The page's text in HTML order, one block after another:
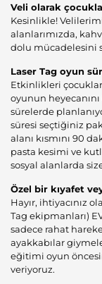
Veli olarak
Kesinlikle!
alanlarımızda,
dolu mücadelesini
Laser Tag oyun
Etkinlikleri
oyunun
sürelerde
süresi seçtiğiniz
alanı kısmını 90
pasta kesimi ve
sosyal alanlarda
Özel bir kıyafet
Hayır, ihtiyacınız
Tag ekipmanları)
sadece rahat
ayakkabılar
eğitimi oyun
veriyoruz.